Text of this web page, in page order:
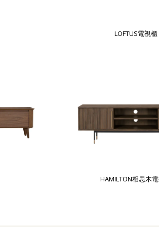
LOFTUS電視櫃
HAMILTON相思木